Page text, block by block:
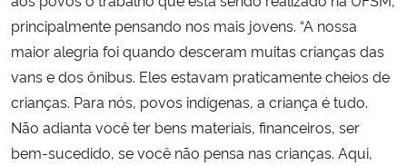
principalmente pensando nos mais jovens. “A nossa
maior alegria foi quando desceram muitas crianças das
vans e dos ônibus. Eles estavam praticamente cheios de
crianças. Para nós, povos indígenas, a criança é tudo.
Não adianta você ter bens materiais, financeiros, ser
bem-sucedido, se você não pensa nas crianças. Aqui,